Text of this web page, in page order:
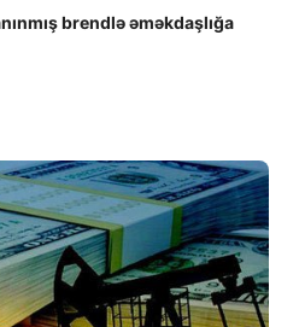
brendlə əməkdaşlığa